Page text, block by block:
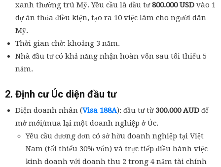
xanh thường trú Mỹ. Yêu cầu là đầu tư800.000 USD vào 1
dự án thỏa điều kiện, tạo ra 10 việc làm cho người dân
Mỹ.
Thời gian chờ: khoảng 3 năm.
Nhà đầu tư có khả năng nhận hoàn vốn sau tối thiểu 5
năm.
2. Định cư Úc diện đầu tư
Diện doanh nhân (Visa 188A): đầu tư từ 300.000 AUD để
mở mới/mua lại một doanh nghiệp ở Úc.
Yêu cầu đương đơn có sở hữu doanh nghiệp tại Việt
Nam (tối thiểu 30% vốn) và trực tiếp điều hành việc
kinh doanh với doanh thu 2 trong 4 năm tài chính